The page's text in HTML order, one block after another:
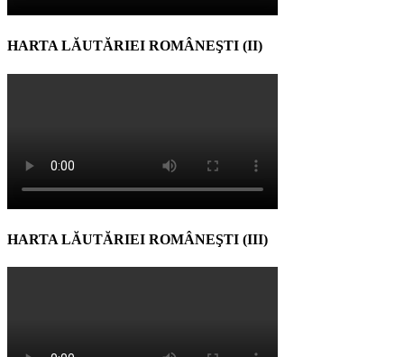
HARTA LĂUTĂRIEI ROMÂNEŞTI (II)
HARTA LĂUTĂRIEI ROMÂNEŞTI (III)